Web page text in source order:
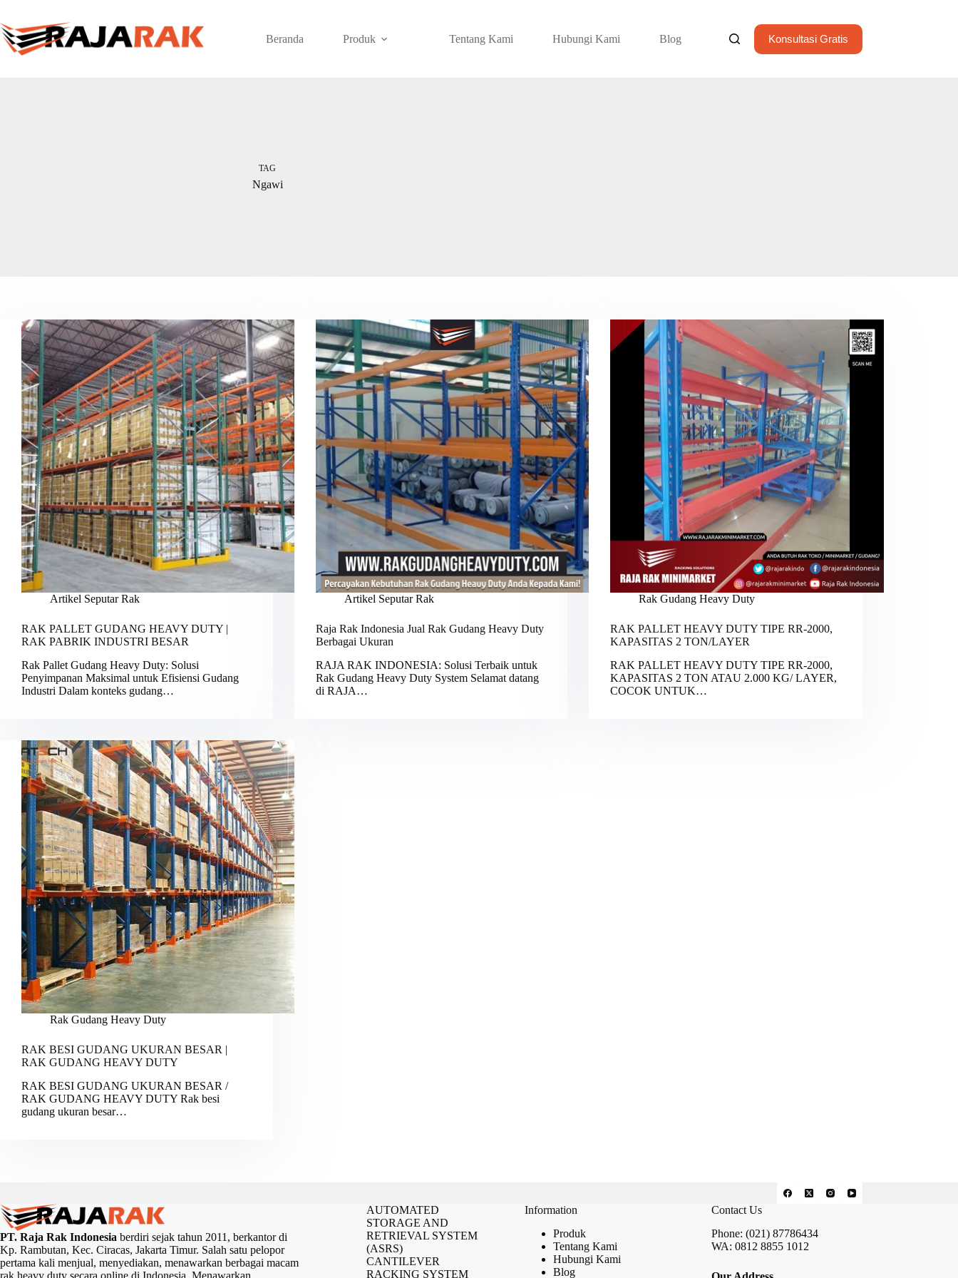
content
Beranda Produk Tentang Kami Hubungi Kami Blog Konsultasi Gratis
TAG
Ngawi
Artikel Seputar Rak
RAK PALLET GUDANG HEAVY DUTY |
RAK PABRIK INDUSTRI BESAR
Rak Pallet Gudang Heavy Duty: Solusi
Penyimpanan Maksimal untuk Efisiensi Gudang
Industri Dalam konteks gudang…
Artikel Seputar Rak
Raja Rak Indonesia Jual Rak Gudang Heavy Duty
Berbagai Ukuran
RAJA RAK INDONESIA: Solusi Terbaik untuk
Rak Gudang Heavy Duty System Selamat datang
di RAJA…
Rak Gudang Heavy Duty
RAK PALLET HEAVY DUTY TIPE RR-2000,
KAPASITAS 2 TON/LAYER
RAK PALLET HEAVY DUTY TIPE RR-2000,
KAPASITAS 2 TON ATAU 2.000 KG/ LAYER,
COCOK UNTUK…
Rak Gudang Heavy Duty
RAK BESI GUDANG UKURAN BESAR |
RAK GUDANG HEAVY DUTY
RAK BESI GUDANG UKURAN BESAR /
RAK GUDANG HEAVY DUTY Rak besi
gudang ukuran besar…
PT. Raja Rak Indonesia berdiri sejak tahun 2011, berkantor di
Kp. Rambutan, Kec. Ciracas, Jakarta Timur. Salah satu pelopor
pertama kali menjual, menyediakan, menawarkan berbagai macam
rak heavy duty secara online di Indonesia. Menawarkan
AUTOMATED
STORAGE AND
RETRIEVAL SYSTEM
(ASRS)
CANTILEVER
RACKING SYSTEM
Information
Produk
Tentang Kami
Hubungi Kami
Blog
Contact Us
Phone: (021) 87786434
WA: 0812 8855 1012